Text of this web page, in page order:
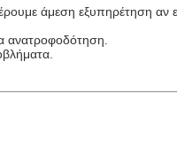
άμεση εξυπηρέτηση αν
ανατροφοδότηση.